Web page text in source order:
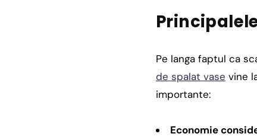
Pe langa faptul ca
de spalat vase vine
importante:
Economie